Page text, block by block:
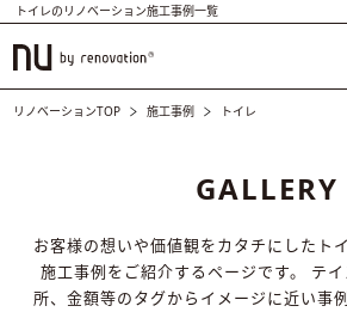
トイレのリノベーション施工事例一覧
リノベーションTOP 施工事例 トイレ
GALLERY
お客様の想いや価値観をカタチにしたト
施工事例をご紹介するページです。
テ
所、金額等のタグからイメージに近い事